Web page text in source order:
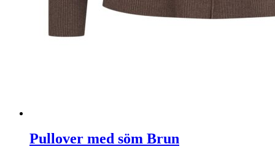
Pullover med söm Brun